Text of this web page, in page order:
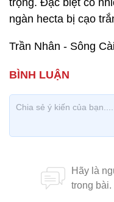
trọng. Đặc biệt có
ngàn hecta bị cạo
Trần Nhân - Sông Cài